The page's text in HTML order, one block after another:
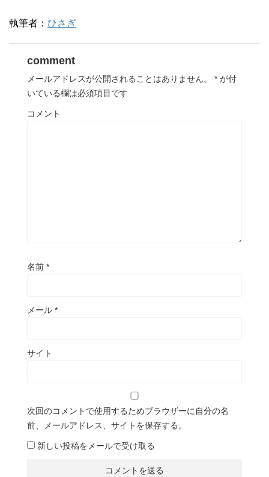
執筆者： ひさぎ
comment
メールアドレスが公開されることはありません。 * が付
いている欄は必須項目です
コメント
名前 *
メール *
サイト
次回のコメントで使用するためブラウザーに自分の名
前、メールアドレス、サイトを保存する。
新しい投稿をメールで受け取る